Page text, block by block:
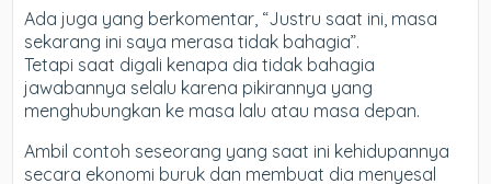
Ada juga yang berkomentar, “Justru saat ini, masa
sekarang ini saya merasa tidak bahagia”.
Tetapi saat digali kenapa dia tidak bahagia
jawabannya selalu karena pikirannya yang
menghubungkan ke masa lalu atau masa depan.
Ambil contoh seseorang yang saat ini kehidupannya
secara ekonomi buruk dan membuat dia menyesal